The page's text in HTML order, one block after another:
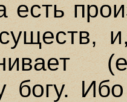
есть
богу.